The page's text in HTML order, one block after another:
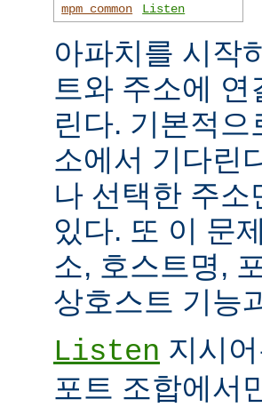
mpm_common
Listen
아파치를 시작
트와 주소에
린다. 기본적
소에서 기다린
나 선택한 주
있다. 또 이 문
소, 호스트명,
상호스트 기능
Listen 지시
포트 조합에서